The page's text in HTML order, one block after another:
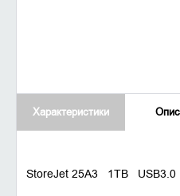
Характеристики
StoreJet 25A3 1TB USB3.0